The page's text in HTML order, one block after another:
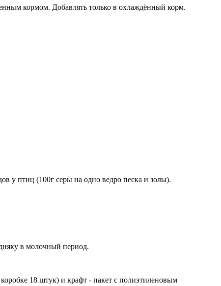
кормом. Добавлять только в охлаждённый корм.
у птиц (100г серы на одно ведро песка и золы).
в молочный период.
18 штук) и крафт - пакет с полиэтиленовым